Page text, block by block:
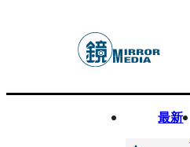
最新
快訊